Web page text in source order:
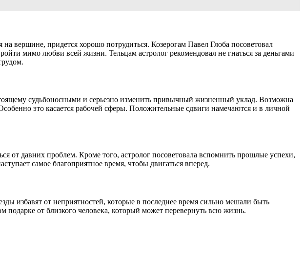
вершине, придется хорошо потрудиться. Козерогам Павел Глоба посоветовал
мимо любви всей жизни. Тельцам астролог рекомендовал не гнаться за деньгами
судьбоносными и серьезно изменить привычный жизненный уклад. Возможна
это касается рабочей сферы. Положительные сдвиги намечаются и в личной
от давних проблем. Кроме того, астролог посоветовала вспомнить прошлые успехи,
самое благоприятное время, чтобы двигаться вперед.
избавят от неприятностей, которые в последнее время сильно мешали быть
подарке от близкого человека, который может перевернуть всю жизнь.